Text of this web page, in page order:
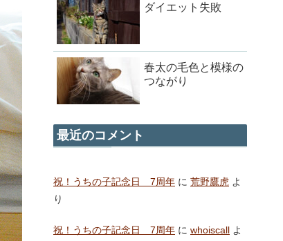
ダイエット失敗
春太の毛色と模様の
つながり
最近のコメント
祝！うちの子記念日 7周年 に 荒野鷹虎 よ
り
祝！うちの子記念日 7周年 に whoiscall よ